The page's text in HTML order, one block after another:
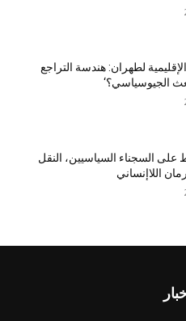
لطهران: هندسة التراجع
الجيوسياسي؟‘
على السجناء السياسيين، النقل
اللاإنساني